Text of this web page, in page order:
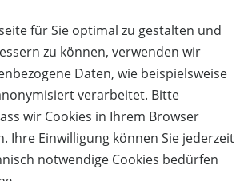
für Sie optimal zu gestalten und
zu können, verwenden wir
Daten, wie beispielsweise
verarbeitet. Bitte
wir Cookies in Ihrem Browser
Ihre Einwilligung können Sie jederzeit
notwendige Cookies bedürfen
DETAILS JETZTBESTELLEN
Preis:
79,50 €
Verfügbar:
11
Versand:
2,50 €